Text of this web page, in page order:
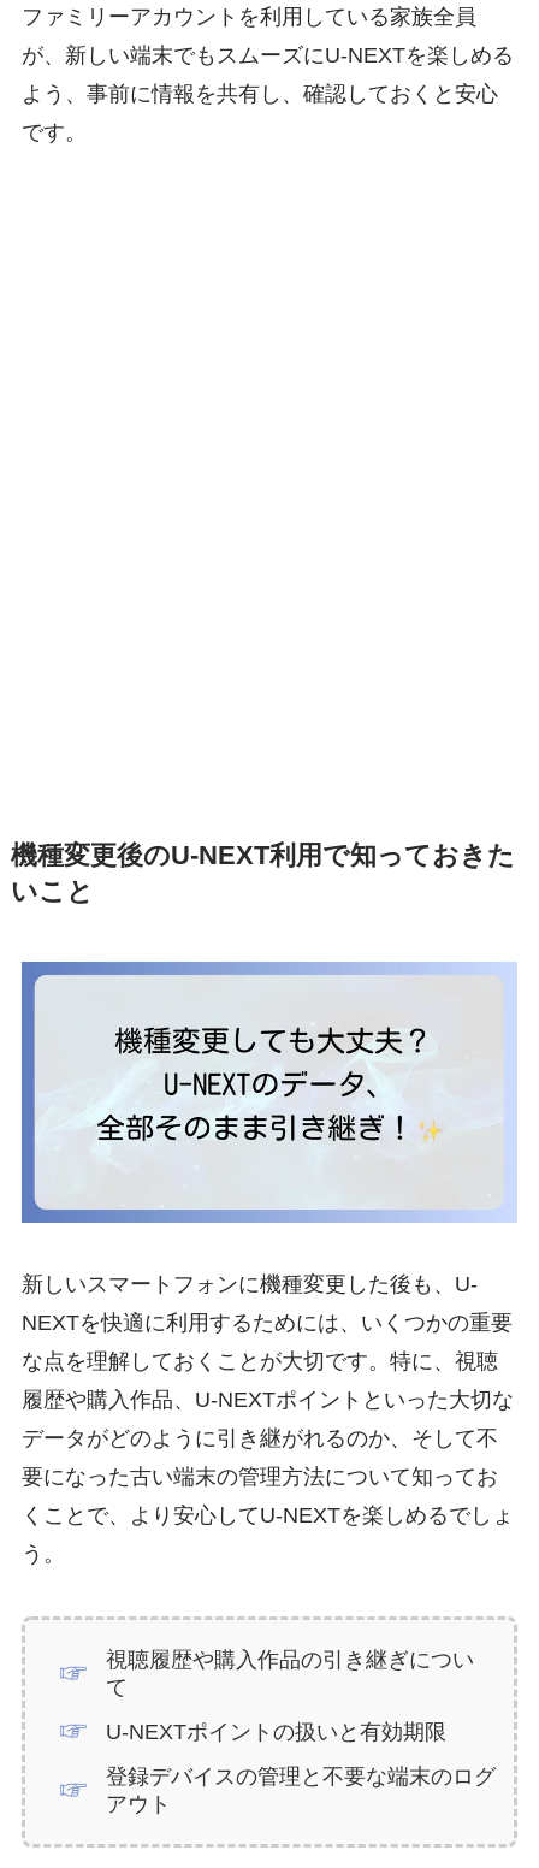
ファミリーアカウントを利用している家族全員
が、新しい端末でもスムーズにU-NEXTを楽しめる
よう、事前に情報を共有し、確認しておくと安心
です。
機種変更後のU-NEXT利用で知っておきた
いこと
新しいスマートフォンに機種変更した後も、U-
NEXTを快適に利用するためには、いくつかの重要
な点を理解しておくことが大切です。特に、視聴
履歴や購入作品、U-NEXTポイントといった大切な
データがどのように引き継がれるのか、そして不
要になった古い端末の管理方法について知ってお
くことで、より安心してU-NEXTを楽しめるでしょ
う。
視聴履歴や購入作品の引き継ぎについ
て
U-NEXTポイントの扱いと有効期限
登録デバイスの管理と不要な端末のログ
アウト